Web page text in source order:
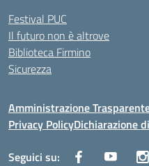
Festival PUC
Il futuro non è altrove
Biblioteca Firmino
Sicurezza
Amministrazione
Privacy PolicyDichiarazione
Seguici su: